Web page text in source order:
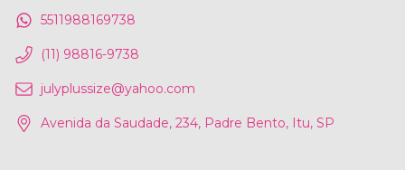
5511988169738
(11) 98816-9738
julyplussize@yahoo.com
Avenida da Saudade, 234, Padre Bento, Itu, SP